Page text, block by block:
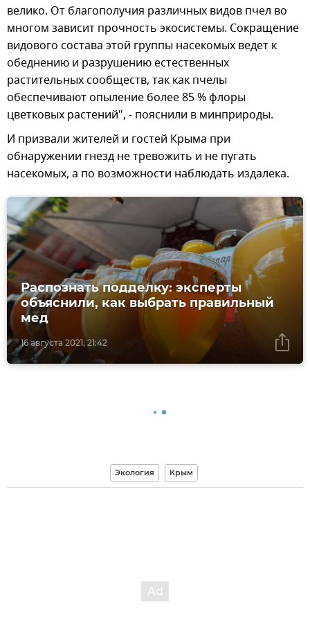
велико. От благополучия различных видов пчел во
многом зависит прочность экосистемы. Сокращение
видового состава этой группы насекомых ведет к
обеднению и разрушению естественных
растительных сообществ, так как пчелы
обеспечивают опыление более 85 % флоры
цветковых растений", - пояснили в минприроды.
И призвали жителей и гостей Крыма при
обнаружении гнезд не тревожить и не пугать
насекомых, а по возможности наблюдать издалека.
16 августа 2021, 21:42
Распознать подделку: эксперты
объяснили, как выбрать правильный
мед
Экология Крым